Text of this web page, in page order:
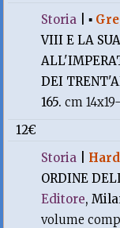
Storia |▪
VIII E LA
DEI
165.cm
12€
Storia
ORDINE
Editore,
volume